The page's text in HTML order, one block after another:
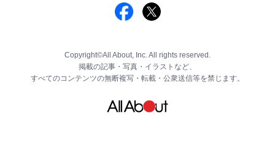
Copyright©All About, Inc. All rights reserved.
掲載の記事・写真・イラストなど、
すべてのコンテンツの無断複写・転載・公衆送信等を禁じます。